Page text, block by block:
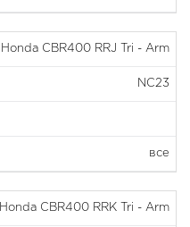
Honda CBR400 RRJ Tri - Arm
NC23
все
Honda CBR400 RRK Tri - Arm